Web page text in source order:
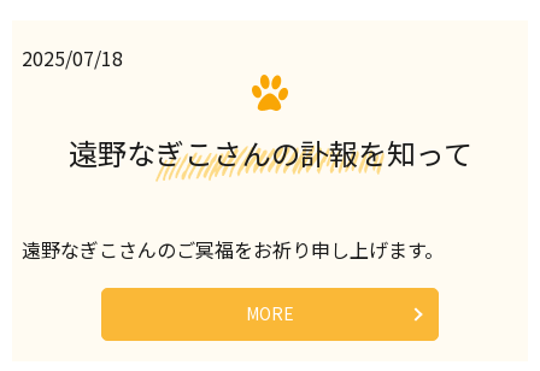
2025/07/18
遠野なぎこさんの訃報を知って
遠野なぎこさんのご冥福をお祈り申し上げます。
MORE